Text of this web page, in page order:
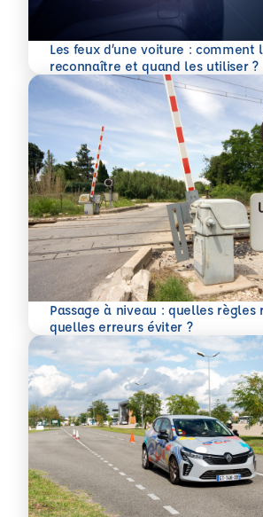
Les feux d’une voiture : comment
reconnaître et quand les utiliser ?
En savoir plus
Passage à niveau : quelles règles
quelles erreurs éviter ?
En savoir plus